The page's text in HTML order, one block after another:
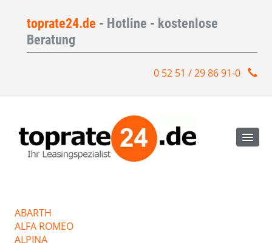
toprate24.de - Hotline - kostenlose
Beratung
0 52 51 / 29 86 91-0
ABARTH
ALFA ROMEO
ALPINA